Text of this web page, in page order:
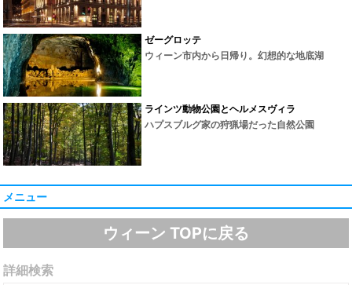
ゼーグロッテ
ウィーン市内から日帰り。幻想的な地底湖
ラインツ動物公園とヘルメスヴィラ
ハプスブルグ家の狩猟場だった自然公園
メニュー
ウィーン TOPに戻る
詳細検索